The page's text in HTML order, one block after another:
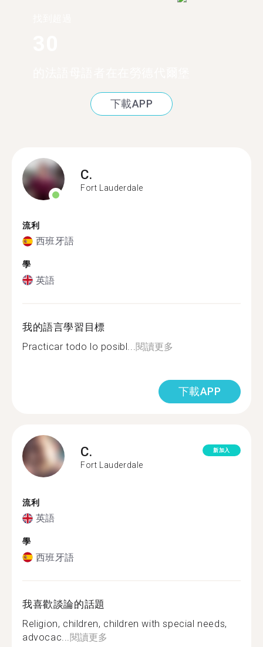
下載APP
C.
Fort Lauderdale
流利
西班牙語
學
英語
我的語言學習目標
Practicar todo lo posibl... 閱讀更多
下載APP
C.
Fort Lauderdale
新加入
流利
英語
學
西班牙語
我喜歡談論的話題
Religion, children, children with special needs,
advocac... 閱讀更多